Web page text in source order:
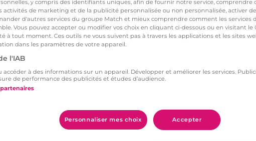
de vos goûts habituels.
de gens y
briseurs de rêves, de
fer à cet envoûtement
datant de 2012, près de
de son existence et plus de la
: ceux qui l’ont ressenti le
y compris des identifiants uniques, afin de fournir notre service, comprendre
activités de marketing et de la publicité personnalisée ou non personnalisée, activer
d'autres services du groupe Match et mieux comprendre comment les services
Vous pouvez accepter ou modifier vos choix en cliquant ci-dessous ou en visitant
à tout moment. Ces outils ne vous suivent pas à travers les applications et les sites
dans les paramètres de votre appareil.
l'IAB
accéder à des informations sur un appareil. Développer et améliorer les services.
de performance des publicités et études d’audience.
Personnaliser mes choix Accepter